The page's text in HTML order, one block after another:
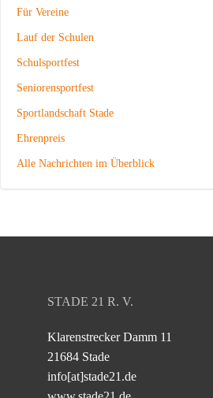
Für Vereine
Lauf der Schulen
Schulsportfest
Seniorensportfest
Sportlandschaft Stade
Ehrenpreis
Alle Nachrichten im Überblick
STADE 21 R. V.
Klarenstrecker Damm 11
21684 Stade
info[at]stade21.de